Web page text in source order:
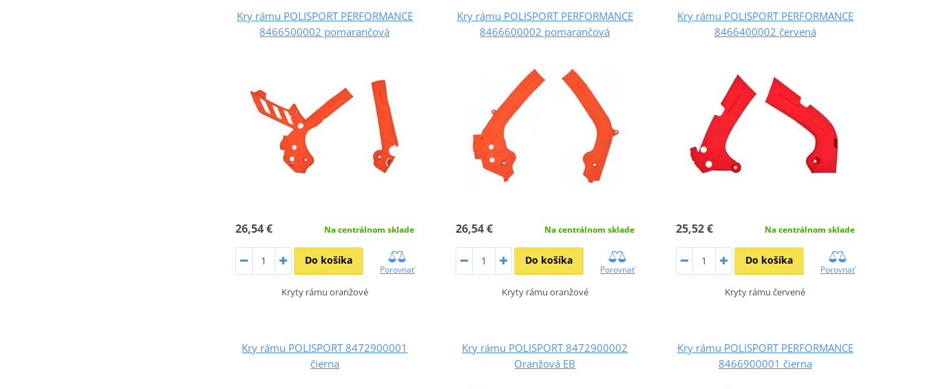
Kry rámu POLISPORT PERFORMANCE
8466500002 pomarančová
26,54 € Na centrálnom sklade
Do košíka
Porovnať
Kryty rámu oranžové
Kry rámu POLISPORT PERFORMANCE
8466600002 pomarančová
26,54 € Na centrálnom sklade
Do košíka
Porovnať
Kryty rámu oranžové
Kry rámu POLISPORT PERFORMANCE
8466400002 červená
25,52 € Na centrálnom sklade
Do košíka
Porovnať
Kryty rámu červené
Kry rámu POLISPORT 8472900001
čierna
Kry rámu POLISPORT 8472900002
Oranžová EB
Kry rámu POLISPORT PERFORMANCE
8466900001 čierna